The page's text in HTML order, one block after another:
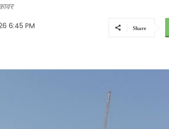
6:45 PM Share